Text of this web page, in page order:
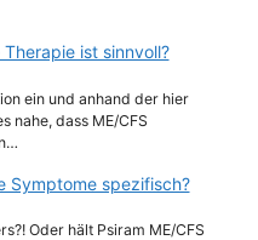
Therapie ist sinnvoll?
ein und anhand der hier
nahe, dass ME/CFS
Symptome spezifisch?
Oder hält Psiram ME/CFS